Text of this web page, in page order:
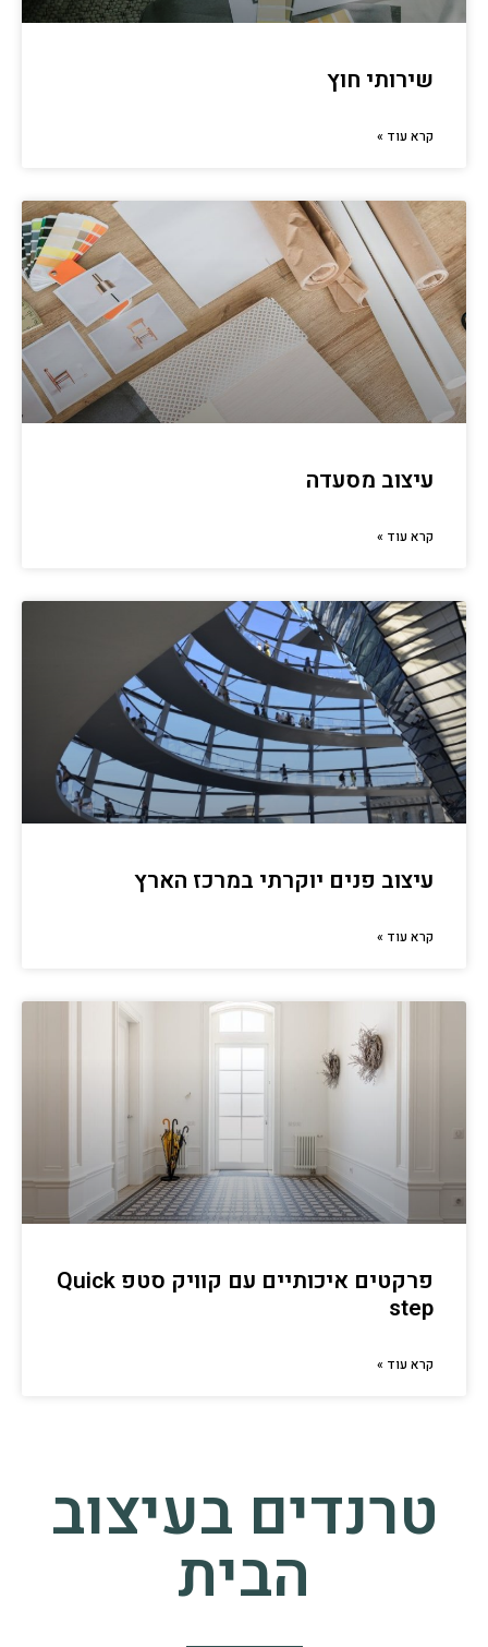
שירותי חוץ
קרא עוד »
עיצוב מסעדה
קרא עוד »
עיצוב פנים יוקרתי במרכז הארץ
קרא עוד »
פרקטים איכותיים עם קוויק סטפ Quick
step
קרא עוד »
טרנדים בעיצוב
הבית